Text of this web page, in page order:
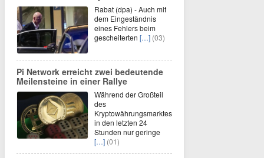
Rabat (dpa) - Auch mit
dem Eingeständnis
eines Fehlers beim
gescheiterten […] (03)
Pi Network erreicht zwei bedeutende
Meilensteine in einer Rallye
Während der Großteil
des
Kryptowährungsmarktes
in den letzten 24
Stunden nur geringe
[…] (01)